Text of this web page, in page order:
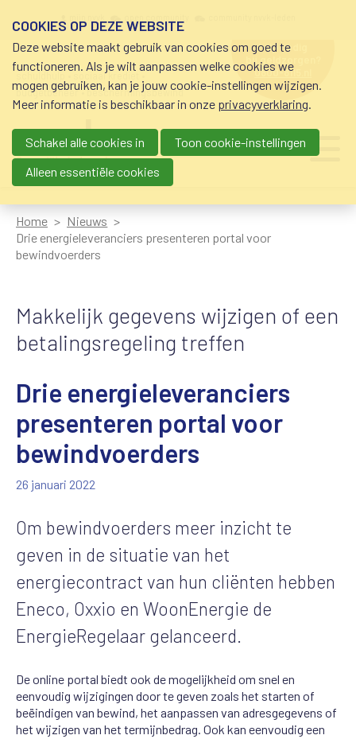
schuldhulp • sociaal krediet •
budgetbeheer • beschermingsbewind
hulp nodig
bij geldzorgen?
0800-8115.nl
Main navigation
Home
Nieuws
Drie energieleveranciers presenteren portal voor
bewindvoerders
Makkelijk gegevens wijzigen of een
betalingsregeling treffen
Drie energieleveranciers
presenteren portal voor
bewindvoerders
26 januari 2022
Om bewindvoerders meer inzicht te
geven in de situatie van het
energiecontract van hun cliënten hebben
Eneco, Oxxio en WoonEnergie de
EnergieRegelaar gelanceerd.
De online portal biedt ook de mogelijkheid om snel en
eenvoudig wijzigingen door te geven zoals het starten of
beëindigen van bewind, het aanpassen van adresgegevens of
het wijzigen van het termijnbedrag. Ook kan eenvoudig een
COOKIES OP DEZE WEBSITE
Deze website maakt gebruik van cookies om goed te
functioneren. Als je wilt aanpassen welke cookies we
mogen gebruiken, kan je jouw cookie-instellingen wijzigen.
Meer informatie is beschikbaar in onze privacyverklaring.
Schakel alle cookies in
Toon cookie-instellingen
Alleen essentiële cookies